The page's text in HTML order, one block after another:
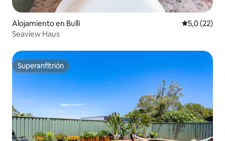
Alojamiento en Bulli Calificación
5,0 (22)
Seaview Haus
Superanfitrión
Superanfitrión